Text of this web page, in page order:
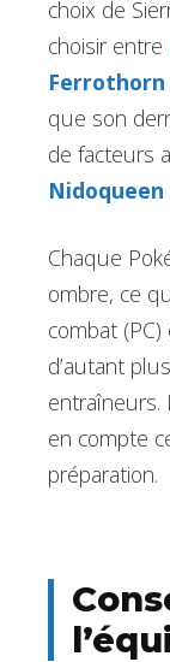
choix de
choisir entre
Ferrothorn
que son
de facteurs
Nidoqueen
Chaque
ombre, ce
combat
d’autant
entraîneurs.
en compte
préparation.